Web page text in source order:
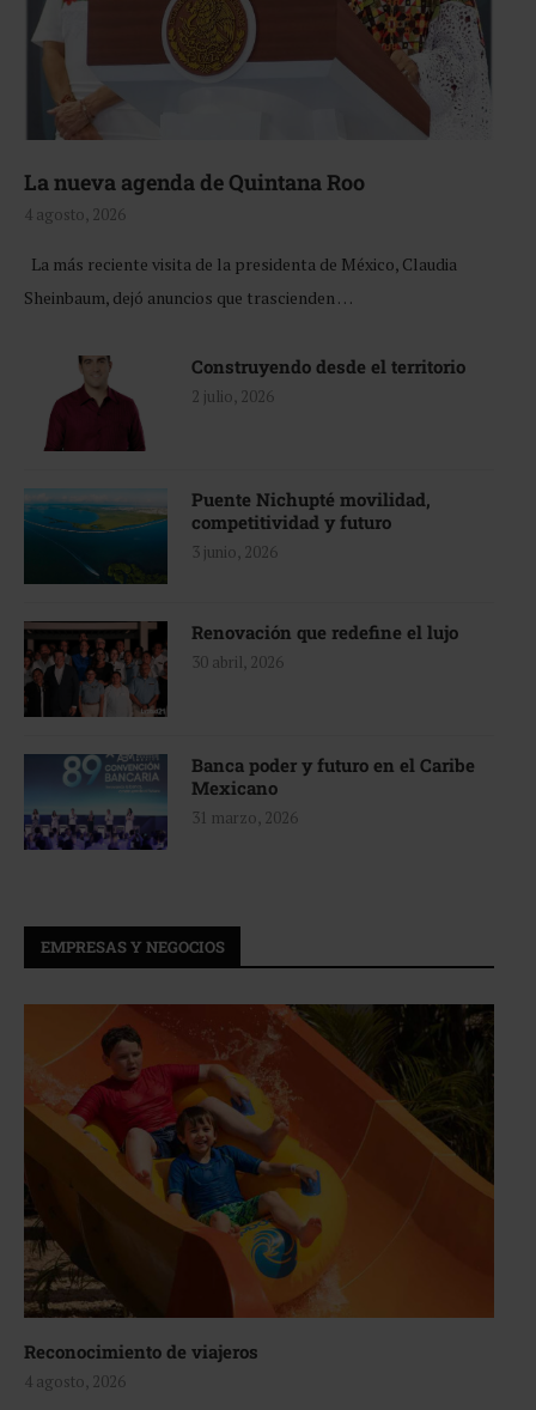
La nueva agenda de Quintana Roo
4 agosto, 2026
La más reciente visita de la presidenta de México, Claudia
Sheinbaum, dejó anuncios que trascienden …
Construyendo desde el territorio
2 julio, 2026
Puente Nichupté movilidad,
competitividad y futuro
3 junio, 2026
Renovación que redefine el lujo
30 abril, 2026
Banca poder y futuro en el Caribe
Mexicano
31 marzo, 2026
EMPRESAS Y NEGOCIOS
Reconocimiento de viajeros
4 agosto, 2026